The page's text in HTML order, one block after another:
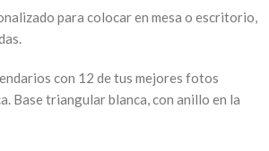
para colocar en mesa o escritorio,
con 12 de tus mejores fotos
Base triangular blanca, con anillo en la